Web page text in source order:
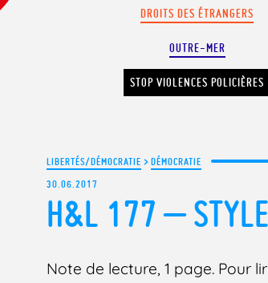
DROITS DES ÉTRANGERS
OUTRE-MER
STOP VIOLENCES POLICIÈRES
LIBERTÉS/DÉMOCRATIE >DÉMOCRATIE
30.06.2017
H&L 177 –
Note de lecture, 1 page. Pour